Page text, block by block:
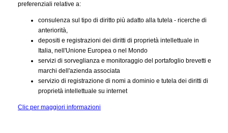
preferenziali relative a:
consulenza sul tipo di diritto più adatto alla tutela - ricerche di
anteriorità,
depositi e registrazioni dei diritti di proprietà intellettuale in
Italia, nell'Unione Europea o nel Mondo
servizi di sorveglianza e monitoraggio del portafoglio brevetti e
marchi dell'azienda associata
servizio di registrazione di nomi a dominio e tutela dei diritti di
proprietà intellettuale su internet
Clic per maggiori informazioni